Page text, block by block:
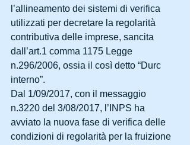
l’allineamento dei sistemi di verifica
utilizzati per decretare la regolarità
contributiva delle imprese, sancita
dall’art.1 comma 1175 Legge
n.296/2006, ossia il così detto “Durc
interno”.
Dal 1/09/2017, con il messaggio
n.3220 del 3/08/2017, l’INPS ha
avviato la nuova fase di verifica delle
condizioni di regolarità per la fruizione